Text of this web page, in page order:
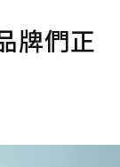
牌們正